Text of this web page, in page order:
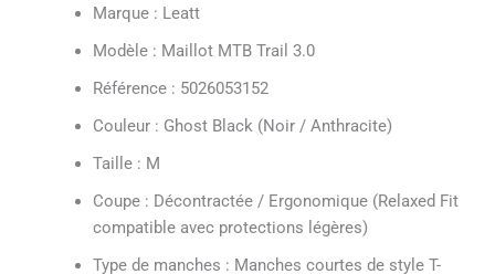
Marque : Leatt
Modèle : Maillot MTB Trail 3.0
Référence : 5026053152
Couleur : Ghost Black (Noir / Anthracite)
Taille : M
Coupe : Décontractée / Ergonomique (Relaxed Fit
compatible avec protections légères)
Type de manches : Manches courtes de style T-